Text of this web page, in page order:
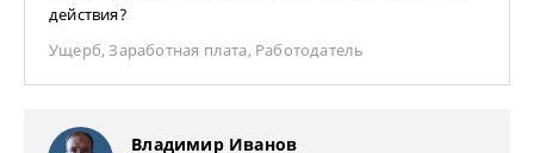
действия?
Ущерб,Заработная плата, Работодатель
Владимир Иванов